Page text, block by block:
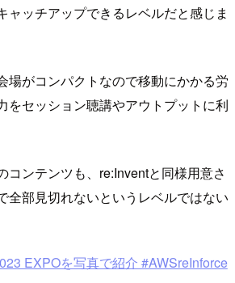
ャッチアップできるレベルだと感じま
場がコンパクトなので移動にかかる労
をセッション聴講やアウトプットに利
コンテンツも、re:Inventと同様用意さ
全部見切れないというレベルではない
EXPOを写真で紹介 #AWSreInforce